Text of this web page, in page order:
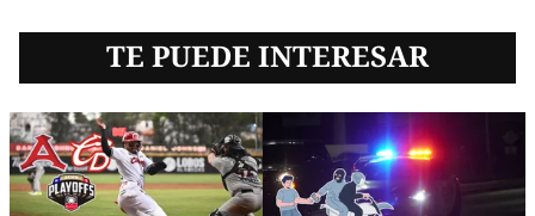
TE PUEDE INTERESAR